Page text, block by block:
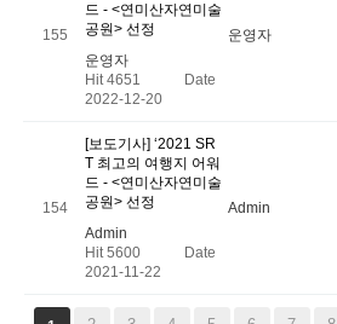
155
드 - <연미산자연미술
공원> 선정
운영자
Hit 4651
Date
2022-12-20
운영자
154
[보도기사] ‘2021 SR
T 최고의 여행지 어워
드 - <연미산자연미술
공원> 선정
Admin
Hit 5600
Date
2021-11-22
Admin